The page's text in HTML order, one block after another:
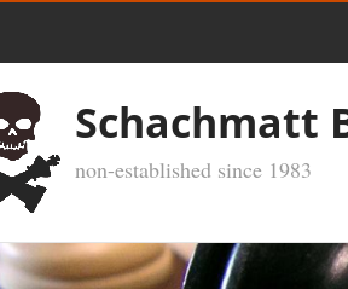
Schachmatt
non-established since 1983